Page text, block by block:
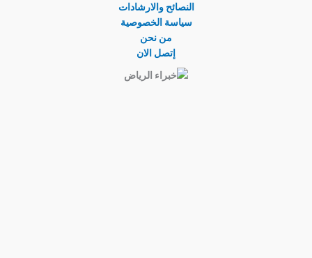
النصائح والارشادات
سياسة الخصوصية
من نحن
إتصل الان